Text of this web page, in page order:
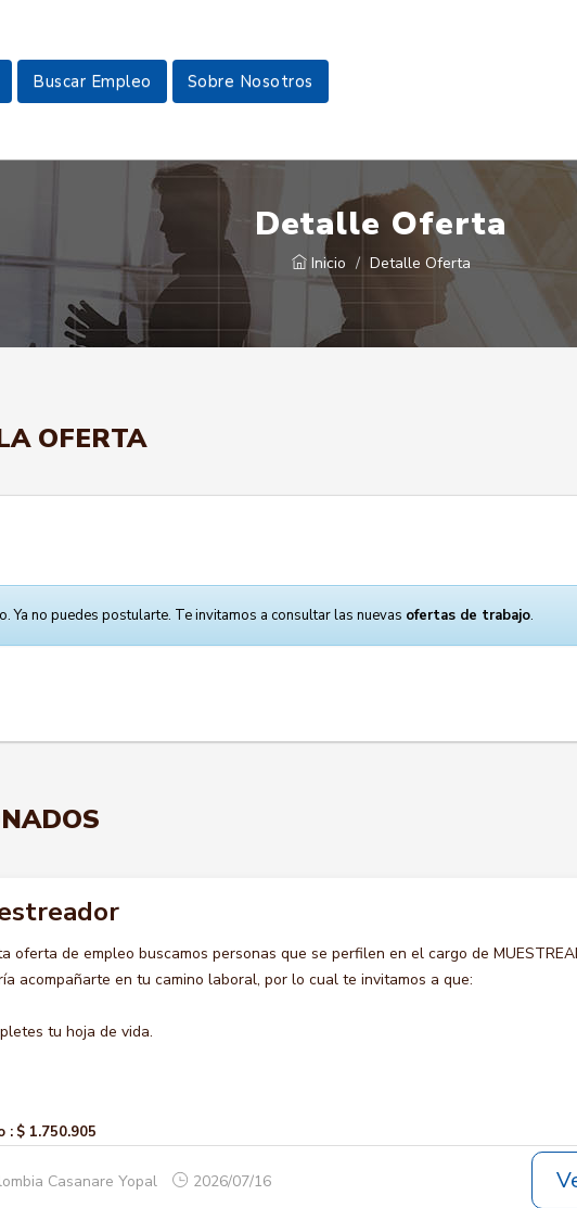
Buscar Empleo Sobre Nosotros
Detalle Oferta
Inicio Detalle Oferta
OFERTA
Ya no puedes postularte. Te invitamos a consultar las nuevas ofertas de trabajo.
oferta de empleo buscamos personas que se perfilen en el cargo de
acompañarte en tu camino laboral, por lo cual te invitamos a que:
tu hoja de vida.
: $ 1.750.905
Casanare Yopal 2026/07/16